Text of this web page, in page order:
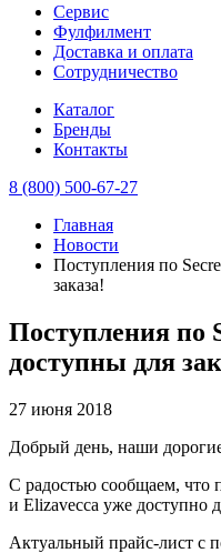
Сервис
Фулфилмент
Доставка и оплата
Сотрудничество
Каталог
Бренды
Контакты
8 (800) 500-67-27
Главная
Новости
Поступления по
заказа!
Поступления по
доступны для
27 июня 2018
Добрый день, наши
С радостью сообщаем, что
и Elizavecca уже доступно
Актуальный прайс-лист с